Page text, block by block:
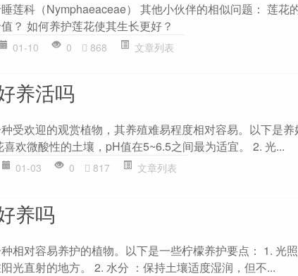
莲科（Nymphaeaceae） 其他小伙伴的相似问题： 莲花
？ 如何养护莲花使其生长更好？
01-10 0 868 文章列表
养活吗
受欢迎的观赏植物，其养殖难易程度相对容易。以下是
喜欢微酸性的土壤，pH值在5~6.5之间最为适宜。 2. 光...
01-03 0 817 文章列表
养吗
相对容易养护的植物。以下是一些柠檬养护要点： 1. 光
光直射的地方。 2. 水分 ：保持土壤适度湿润，但不...